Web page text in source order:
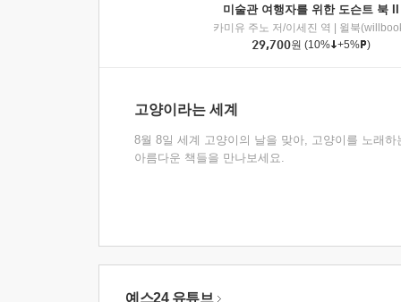
미술관 여행자를 위한 도슨트 북 II
카미유 주노 저/이세진 역
윌북
29,700원 (10% +5% )
고양이라는 세계
8월 8일 세계 고양이의 날을 맞아, 고양이를 노래하
아름다운 책들을 만나보세요.
예스24 유튜브